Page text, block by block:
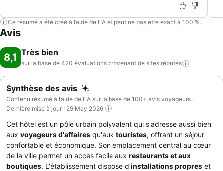
Ce résumé a été créé à l’aide de l’IA et peut ne pas être exact à 100 %.
Avis
8,1 Très bien
sur la base de 420 évaluations provenant de sites réputés
Synthèse des avis
Contenu résumé à l’aide de l’IA sur la base de 100+ avis voyageurs ·
Dernière mise à jour : 29 May 2026
Cet hôtel est un pôle urbain polyvalent qui s'adresse aussi bien
aux voyageurs d'affaires qu'aux touristes, offrant un séjour
confortable et économique. Son emplacement central au cœur
de la ville permet un accès facile aux restaurants et aux
boutiques. L'établissement dispose d'installations propres et